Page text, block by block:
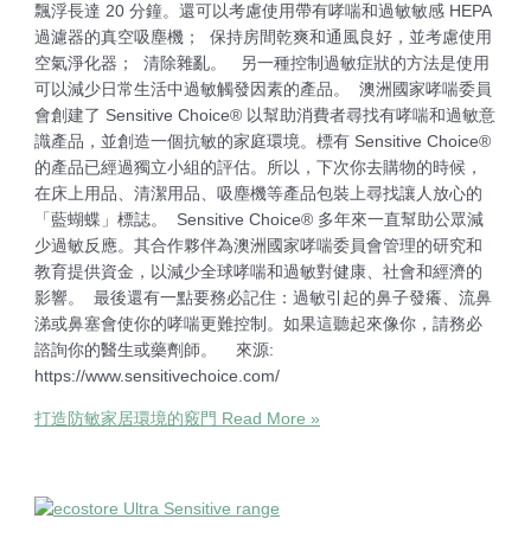
飄浮長達 20 分鐘。還可以考慮使用帶有哮喘和過敏敏感 HEPA
過濾器的真空吸塵機； 保持房間乾爽和通風良好，並考慮使用
空氣淨化器； 清除雜亂。 另一種控制過敏症狀的方法是使用
可以減少日常生活中過敏觸發因素的產品。 澳洲國家哮喘委員
會創建了 Sensitive Choice® 以幫助消費者尋找有哮喘和過敏意
識產品，並創造一個抗敏的家庭環境。標有 Sensitive Choice®
的產品已經過獨立小組的評估。所以，下次你去購物的時候，
在床上用品、清潔用品、吸塵機等產品包裝上尋找讓人放心的
「藍蝴蝶」標誌。 Sensitive Choice® 多年來一直幫助公眾減
少過敏反應。其合作夥伴為澳洲國家哮喘委員會管理的研究和
教育提供資金，以減少全球哮喘和過敏對健康、社會和經濟的
影響。 最後還有一點要務必記住：過敏引起的鼻子發癢、流鼻
涕或鼻塞會使你的哮喘更難控制。如果這聽起來像你，請務必
諮詢你的醫生或藥劑師。 來源:
https://www.sensitivechoice.com/
打造防敏家居環境的竅門 Read More »